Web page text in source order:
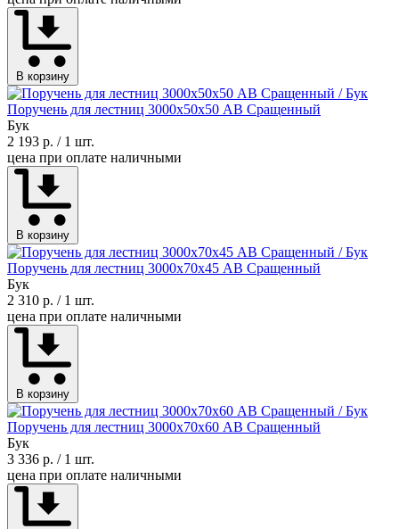
В корзину
Поручень для лестниц 3000х50х50 АВ Сращенный
Бук
2 193 р. / 1 шт.
цена при оплате наличными
В корзину
Поручень для лестниц 3000х70х45 АВ Сращенный
Бук
2 310 р. / 1 шт.
цена при оплате наличными
В корзину
Поручень для лестниц 3000х70х60 АВ Сращенный
Бук
3 336 р. / 1 шт.
цена при оплате наличными